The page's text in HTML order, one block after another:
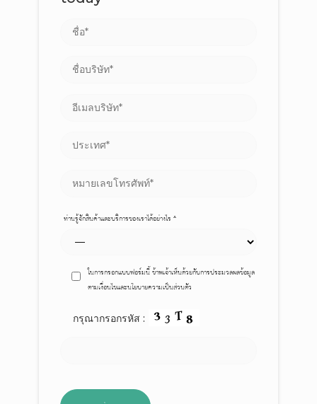
ท่านรู้จักสินค้าและบริการของเราได้อย่างไร *
ในการกรอกแบบฟอร์มนี้ ข้าพเจ้าเห็นด้วยกับการประมวลผลข้อมูล
ตามเงื่อนไขและนโยบายความเป็นส่วนตัว
กรุณากรอกรหัส :